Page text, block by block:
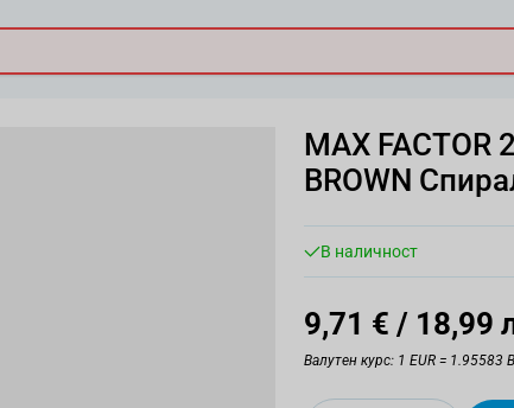
MAX FACTOR
BROWN
В наличност
9,71 € / 18,99
Валутен курс: 1 EUR = 1.95583